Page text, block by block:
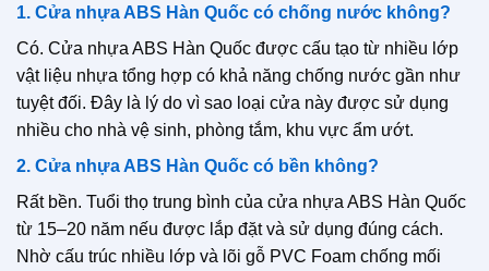
1. Cửa nhựa ABS Hàn Quốc có chống nước không?
Có. Cửa nhựa ABS Hàn Quốc được cấu tạo từ nhiều lớp
vật liệu nhựa tổng hợp có khả năng chống nước gần như
tuyệt đối. Đây là lý do vì sao loại cửa này được sử dụng
nhiều cho nhà vệ sinh, phòng tắm, khu vực ẩm ướt.
2. Cửa nhựa ABS Hàn Quốc có bền không?
Rất bền. Tuổi thọ trung bình của cửa nhựa ABS Hàn Quốc
từ 15–20 năm nếu được lắp đặt và sử dụng đúng cách.
Nhờ cấu trúc nhiều lớp và lõi gỗ PVC Foam chống mối